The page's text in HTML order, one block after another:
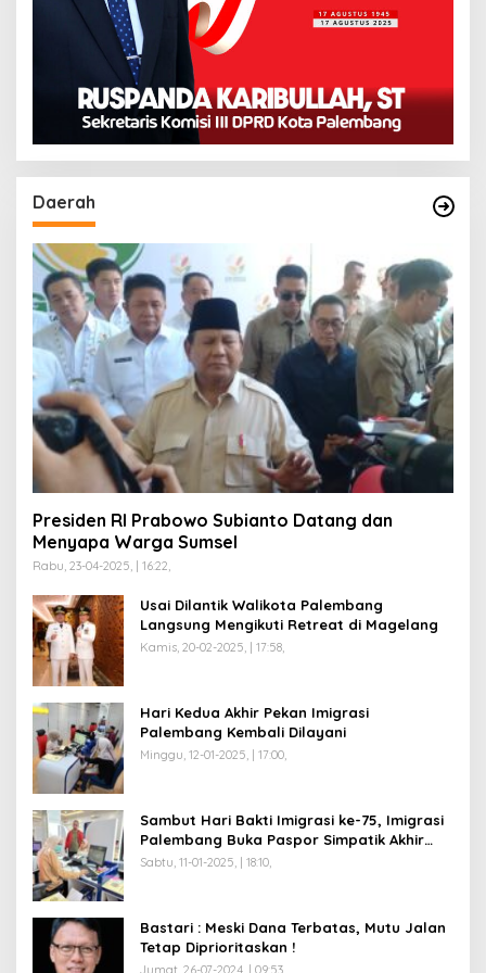
Daerah
Presiden RI Prabowo Subianto Datang dan
Menyapa Warga Sumsel
Rabu, 23-04-2025, | 16:22,
Usai Dilantik Walikota Palembang
Langsung Mengikuti Retreat di Magelang
Kamis, 20-02-2025, | 17:58,
Hari Kedua Akhir Pekan Imigrasi
Palembang Kembali Dilayani
Minggu, 12-01-2025, | 17:00,
Sambut Hari Bakti Imigrasi ke-75, Imigrasi
Palembang Buka Paspor Simpatik Akhir
Pekan
Sabtu, 11-01-2025, | 18:10,
Bastari : Meski Dana Terbatas, Mutu Jalan
Tetap Diprioritaskan !
Jumat, 26-07-2024, | 09:53,